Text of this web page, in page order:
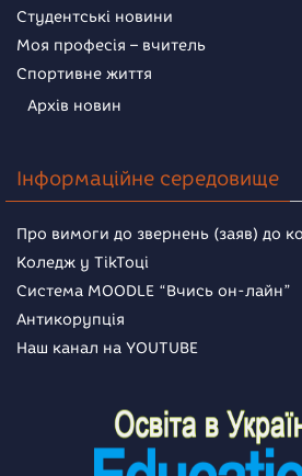
Студентські новини
Моя професія – вчитель
Спортивне життя
Архів новин
Інформаційне середовище
Про вимоги до звернень (заяв) до
Коледж у TikToці
Система MOODLE “Вчись он-лайн”
Антикорупція
Наш канал на YOUTUBE